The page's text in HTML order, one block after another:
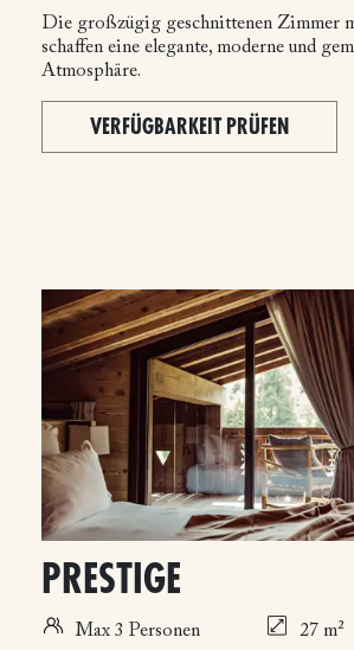
Die großzügig geschnittenen Zimmer
schaffen eine elegante, moderne und
Atmosphäre.
VERFÜGBARKEIT PRÜFEN
PRESTIGE
Max 3 Personen 27 m²